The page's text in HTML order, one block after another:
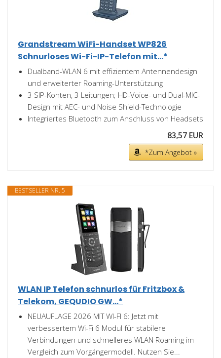
Grandstream WiFi-Handset WP826
Schnurloses Wi-Fi-IP-Telefon mit...*
Dualband-WLAN 6 mit effizientem Antennendesign
und erweiterter Roaming-Unterstützung
3 SIP-Konten, 3 Leitungen; HD-Voice- und Dual-MIC-
Design mit AEC- und Noise Shield-Technologie
Integriertes Bluetooth zum Anschluss von Headsets
83,57 EUR
*Zum Angebot »
BESTSELLER NR. 5
WLAN IP Telefon schnurlos für Fritzbox &
Telekom, GEQUDIO GW...*
NEUAUFLAGE 2026 MIT WI-FI 6: Jetzt mit
verbessertem Wi-Fi 6 Modul für stabilere
Verbindungen und schnelleres WLAN Roaming im
Vergleich zum Vorgängermodell. Nutzen Sie...